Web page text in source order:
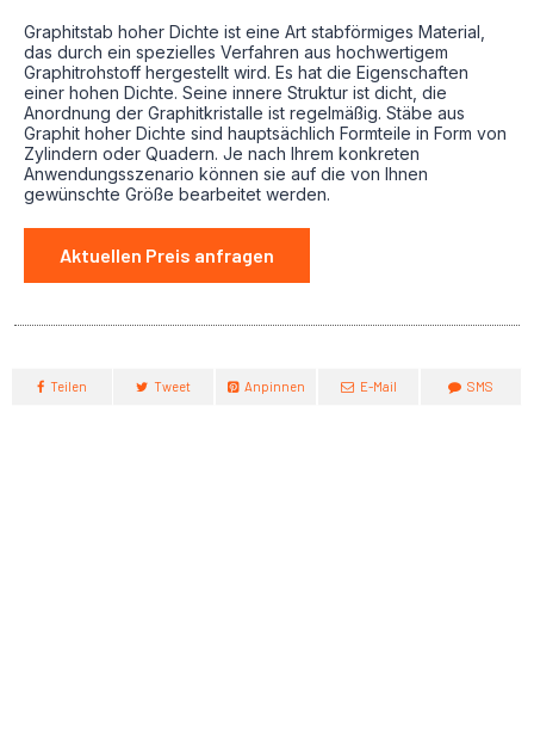
Graphitstab hoher Dichte ist eine Art stabförmiges Material,
das durch ein spezielles Verfahren aus hochwertigem
Graphitrohstoff hergestellt wird. Es hat die Eigenschaften
einer hohen Dichte. Seine innere Struktur ist dicht, die
Anordnung der Graphitkristalle ist regelmäßig. Stäbe aus
Graphit hoher Dichte sind hauptsächlich Formteile in Form von
Zylindern oder Quadern. Je nach Ihrem konkreten
Anwendungsszenario können sie auf die von Ihnen
gewünschte Größe bearbeitet werden.
Aktuellen Preis anfragen
Teilen Tweet Anpinnen E-Mail SMS